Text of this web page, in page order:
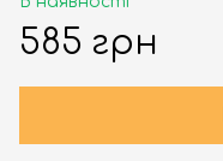
585 грн